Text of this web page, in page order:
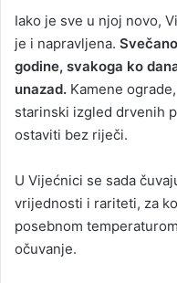
Iako je sve u njoj novo,
je i napravljena.
godine, svakoga ko
unazad. Kamene
starinski izgled drvenih
ostaviti bez riječi.
U Vijećnici se sada
vrijednosti i rariteti, za
posebnom
očuvanje.